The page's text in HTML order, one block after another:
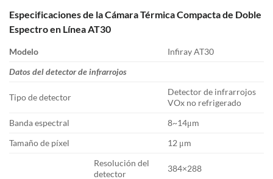
Especificaciones de la Cámara Térmica Compacta de Doble
Espectro en Línea AT30
Modelo
Infiray AT30
Datos del detector de infrarrojos
Tipo de detector
Detector de infrarrojos
VOx no refrigerado
Banda espectral
8~14μm
Tamaño de píxel
12 μm
Resolución del
detector
384×288